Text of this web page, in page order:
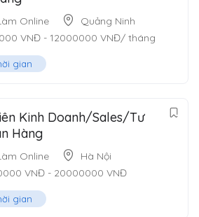
Online
Quảng Ninh
VNĐ - 12000000 VNĐ/ tháng
gian
Kinh Doanh/Sales/Tư
Hàng
Online
Hà Nội
VNĐ - 20000000 VNĐ
gian